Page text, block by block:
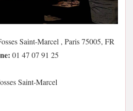
Saint-Marcel , Paris 75005, FR
01 47 07 91 25
Saint-Marcel